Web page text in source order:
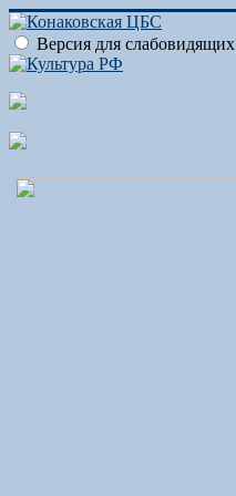
Версия для слабовидящих